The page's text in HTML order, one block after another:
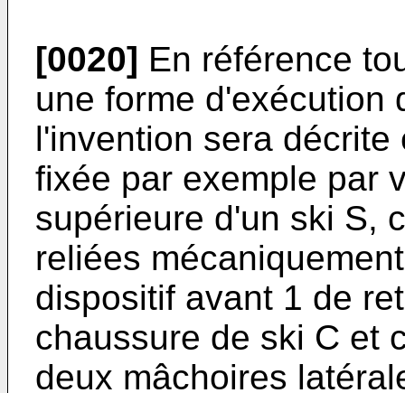
[0020] En référence
une forme d'exécution
l'invention sera
fixée par exemple par
supérieure d'un ski S,
reliées
dispositif avant 1 de
chaussure de ski C et
deux mâchoires